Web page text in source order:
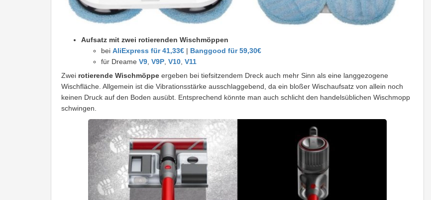
Aufsatz mit zwei rotierenden Wischmöppen
bei AliExpress für 41,33€ | Banggood für 59,30€
für Dreame V9 V9P V10 V11
Zwei rotierende Wischmöppe ergeben bei tiefsitzendem Dreck auch mehr Sinn als eine langgezogene
Wischfläche. Allgemein ist die Vibrationsstärke ausschlaggebend, da ein bloßer Wischaufsatz von allein noch
keinen Druck auf den Boden ausübt. Entsprechend könnte man auch schlicht den handelsüblichen Wischmopp
schwingen.